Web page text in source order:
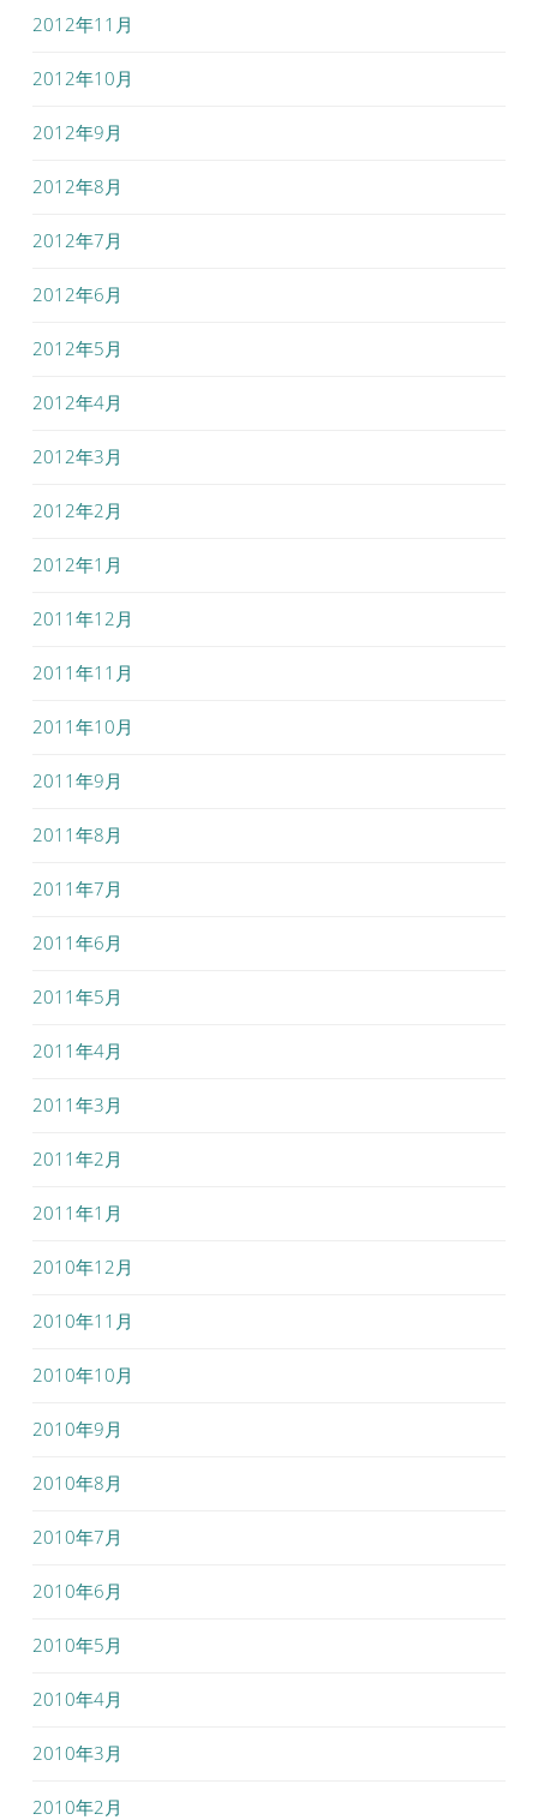
2012年11月
2012年10月
2012年9月
2012年8月
2012年7月
2012年6月
2012年5月
2012年4月
2012年3月
2012年2月
2012年1月
2011年12月
2011年11月
2011年10月
2011年9月
2011年8月
2011年7月
2011年6月
2011年5月
2011年4月
2011年3月
2011年2月
2011年1月
2010年12月
2010年11月
2010年10月
2010年9月
2010年8月
2010年7月
2010年6月
2010年5月
2010年4月
2010年3月
2010年2月